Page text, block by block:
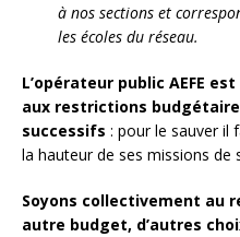
à nos sections et
les écoles du réseau.
L’opérateur public AEFE
aux restrictions
successifs : pour le sauver il
la hauteur de ses missions de
Soyons collectivement au
autre budget, d’autres